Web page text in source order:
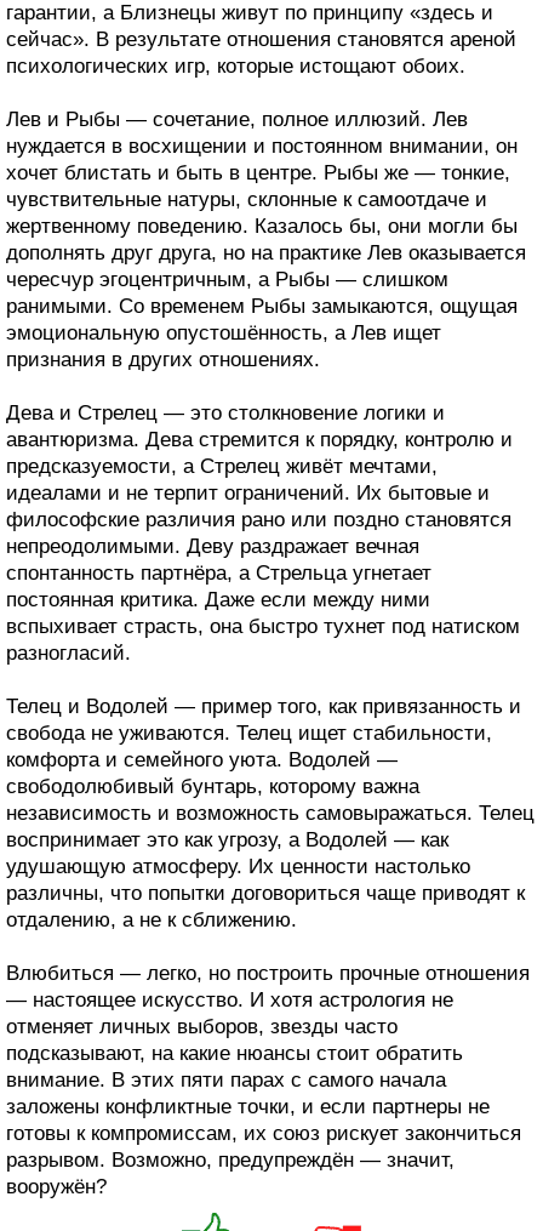
гарантии, а Близнецы живут по принципу «здесь и
сейчас». В результате отношения становятся ареной
психологических игр, которые истощают обоих.
Лев и Рыбы — сочетание, полное иллюзий. Лев
нуждается в восхищении и постоянном внимании, он
хочет блистать и быть в центре. Рыбы же — тонкие,
чувствительные натуры, склонные к самоотдаче и
жертвенному поведению. Казалось бы, они могли бы
дополнять друг друга, но на практике Лев оказывается
чересчур эгоцентричным, а Рыбы — слишком
ранимыми. Со временем Рыбы замыкаются, ощущая
эмоциональную опустошённость, а Лев ищет
признания в других отношениях.
Дева и Стрелец — это столкновение логики и
авантюризма. Дева стремится к порядку, контролю и
предсказуемости, а Стрелец живёт мечтами,
идеалами и не терпит ограничений. Их бытовые и
философские различия рано или поздно становятся
непреодолимыми. Деву раздражает вечная
спонтанность партнёра, а Стрельца угнетает
постоянная критика. Даже если между ними
вспыхивает страсть, она быстро тухнет под натиском
разногласий.
Телец и Водолей — пример того, как привязанность и
свобода не уживаются. Телец ищет стабильности,
комфорта и семейного уюта. Водолей —
свободолюбивый бунтарь, которому важна
независимость и возможность самовыражаться. Телец
воспринимает это как угрозу, а Водолей — как
удушающую атмосферу. Их ценности настолько
различны, что попытки договориться чаще приводят к
отдалению, а не к сближению.
Влюбиться — легко, но построить прочные отношения
— настоящее искусство. И хотя астрология не
отменяет личных выборов, звезды часто
подсказывают, на какие нюансы стоит обратить
внимание. В этих пяти парах с самого начала
заложены конфликтные точки, и если партнеры не
готовы к компромиссам, их союз рискует закончиться
разрывом. Возможно, предупреждён — значит,
вооружён?